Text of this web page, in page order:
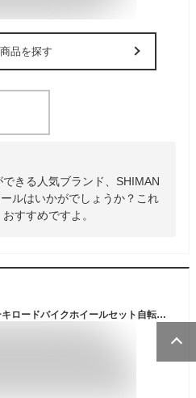
品を探す
きる人気ブランド、SHIMAN
ルはいかがでしょうか？これ
すすめですよ。
700Cリム30mmディスクブレーキロードバイクホイールセット自転車ホイールV / Cブレーキ1700gリム (赤)